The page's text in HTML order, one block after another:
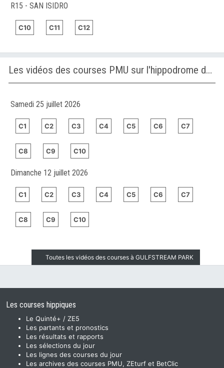
R15 - SAN ISIDRO
C10 C11 C12
Les vidéos des courses PMU sur l'hippodrome de GULFSTREAM PARK
Samedi 25 juillet 2026
C1 C2 C3 C4 C5 C6 C7
C8 C9 C10
Dimanche 12 juillet 2026
C1 C2 C3 C4 C5 C6 C7
C8 C9 C10
Toutes les vidéos des courses à GULFSTREAM PARK
Les courses hippiques
Le Quinté+ / ZE5
Les partants et pronostics
Les résultats et rapports
Les sélections du jour
Les lignes des courses du jour
Les archives des courses PMU, ZEturf et BetClic